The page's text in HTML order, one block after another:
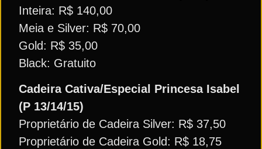
Inteira: R$ 140,00
Meia e Silver: R$ 70,00
Gold: R$ 35,00
Black: Gratuito
Cadeira Cativa/Especial Princesa Isabel
(P 13/14/15)
Proprietário de Cadeira Silver: R$ 37,50
Proprietário de Cadeira Gold: R$ 18,75